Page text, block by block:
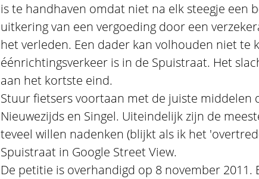
is te handhaven omdat niet na elk steegje een
uitkering van een vergoeding door een
het verleden. Een dader kan volhouden niet te
éénrichtingsverkeer is in de Spuistraat. Het
aan het kortste eind.
Stuur fietsers voortaan met de juiste middelen
Nieuwezijds en Singel. Uiteindelijk zijn de
teveel willen nadenken (blijkt als ik het
Spuistraat in Google Street View.
De petitie is overhandigd op 8 november 2011.